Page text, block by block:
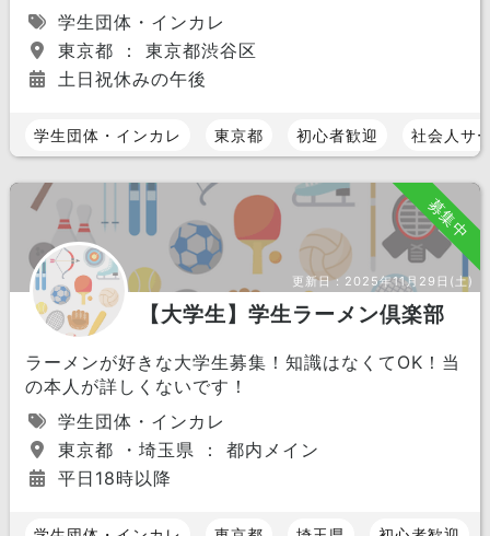
学生団体・インカレ
東京都 ： 東京都渋谷区
土日祝休みの午後
学生団体・インカレ 東京都 初心者歓迎 社会人サ
募集中
更新日： 2025年11月29日(土)
【大学生】学生ラーメン倶楽部
ラーメンが好きな大学生募集！知識はなくてOK！当
の本人が詳しくないです！
学生団体・インカレ
東京都 ・埼玉県 ： 都内メイン
平日18時以降